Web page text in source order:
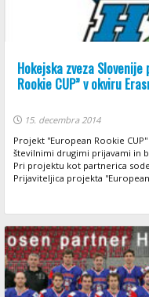
Hokejska zveza
Rookie CUP” v okviru
15. decembra 2014
Projekt ''European Rookie
številnimi drugimi prijavami in
Pri projektu kot partnerica
Prijaviteljica projekta